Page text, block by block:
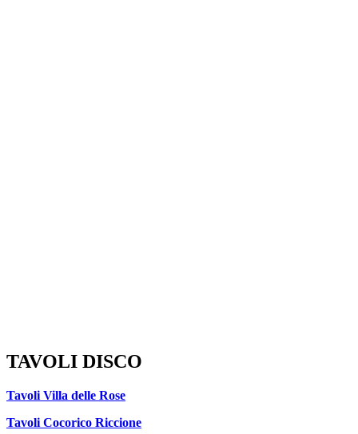
TAVOLI DISCO
Tavoli Villa delle Rose
Tavoli Cocorico Riccione